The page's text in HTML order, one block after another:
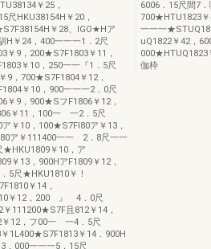
￥25，
尺HKU38154H￥20，
￥28、IGO★Hア
H￥24，400一一一1．2尺
￥9，200★S7F1803￥11，
￥10，250一一『1．5尺
9，700★S7F1804￥12，
￥10，900一一一2．0尺
￥9，900★SフF1806￥12，
￥11，100一 一2．5尺
￥10，100★S7Fl80ア￥13，
ア￥111400一一 2．8尺一一
￥10，ア
￥13，900HアF1809￥12，
5尺★HKU1810￥！
￥14，
￥12，200 』 4．0尺
111200★S7F且812￥14，
￥12，フ00一 一4．5尺
1L400★S7F1813￥14．900H
．000一一一5．15尺
6006．15尺間7
700★HTU1823
一一一
uQ1822￥42，
000★HTUQ1823
伽枠